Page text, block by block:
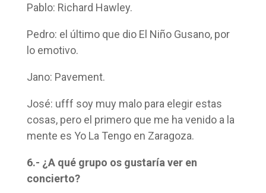
Pablo: Richard Hawley.
Pedro: el último que dio El Niño Gusano, por
lo emotivo.
Jano: Pavement.
José: ufff soy muy malo para elegir estas
cosas, pero el primero que me ha venido a la
mente es Yo La Tengo en Zaragoza.
6.- ¿A qué grupo os gustaría ver en
concierto?